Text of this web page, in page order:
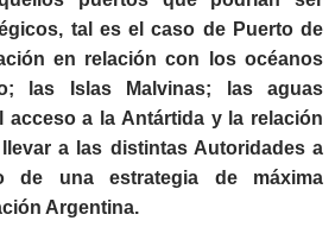
tal es el caso de Puerto de
en relación con los océanos
las Islas Malvinas; las aguas
acceso a la Antártida y la relación
a las distintas Autoridades a
de una estrategia de máxima
Argentina.